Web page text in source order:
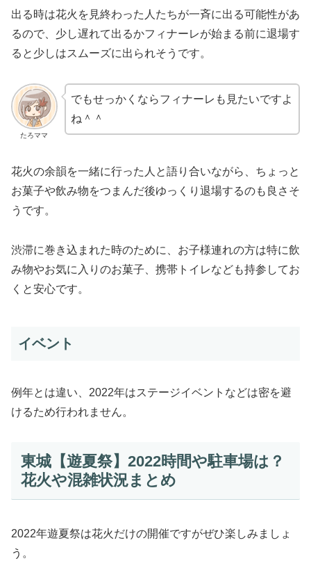
出る時は花火を見終わった人たちが一斉に出る可能性があ
るので、少し遅れて出るかフィナーレが始まる前に退場す
ると少しはスムーズに出られそうです。
たろママ
でもせっかくならフィナーレも見たいですよ
ね＾＾
花火の余韻を一緒に行った人と語り合いながら、ちょっと
お菓子や飲み物をつまんだ後ゆっくり退場するのも良さそ
うです。
渋滞に巻き込まれた時のために、お子様連れの方は特に飲
み物やお気に入りのお菓子、携帯トイレなども持参してお
くと安心です。
イベント
例年とは違い、2022年はステージイベントなどは密を避
けるため行われません。
東城【遊夏祭】2022時間や駐車場は？
花火や混雑状況まとめ
2022年遊夏祭は花火だけの開催ですがぜひ楽しみましょ
う。